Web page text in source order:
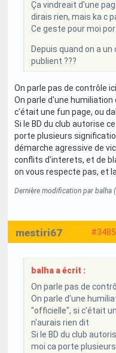
Ça vindreait d'une
dirais rien, mais ka c
Ce geste pour moi
Depuis quand on a
publient ???
On parle pas de contrôle
On parle d'une
c'était une fun page, ou
Si le BD du club autorise
porte plusieurs
démarche agressive de
conflits d'interets, et de
on vous respecte pas, et
Dernière modification par balha
#3485
mestiri67
balha a écrit :
On parle pas de
On parle d'une
"officielle", si c'était
n'aurais rien dit
Si le BD du club
moi ca porte